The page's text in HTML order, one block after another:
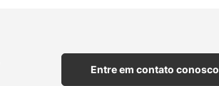
Entre em contato conosco